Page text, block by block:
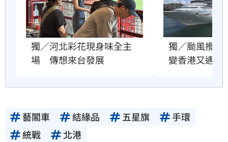
獨／河北彩花現身味全主
場　傳想來台發展
獨／颱風攪局
變香港又遇故
藝閣車 結緣品 五星旗
手環
統戰
北港